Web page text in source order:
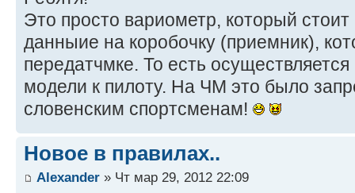
Это просто вариометр, который
данныие на коробочку (приемник),
передатчмке. То есть
модели к пилоту. На ЧМ это было
словенским спортсменам!
Новое в правилах..
Alexander » Чт мар 29, 2012 22:09